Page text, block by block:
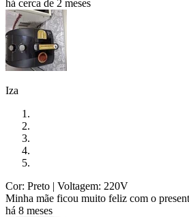
há cerca de 2 meses
Iza
Cor: Preto | Voltagem: 220V
Minha mãe ficou muito feliz com o
há 8 meses